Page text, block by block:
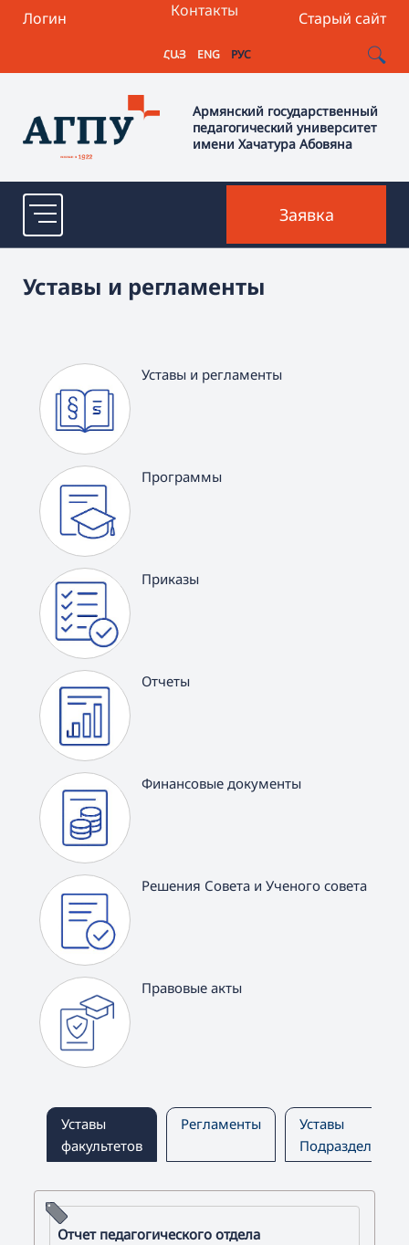
Логин Старый сайт
Контакты
ՀԱՅ ENG РУС
Армянский государственный
педагогический университет
имени Хачатура Абовяна
Заявка
Уставы и регламенты
Уставы и регламенты
Программы
Приказы
Отчеты
Финансовые документы
Решения Совета и Ученого совета
Правовые акты
Уставы
факультетов
Регламенты
Уставы
Подразделений
Отчет педагогического отдела